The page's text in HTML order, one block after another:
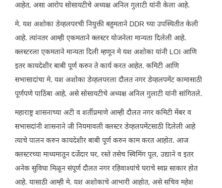
आहेत, असा आरोप सोसायटीचे अध्यक्ष अनिल गुलाटी यांनी केला आहे.
मे. यश अशोका डेव्हलपरची नियुक्ती बहुमताने DDR च्या उपस्थितीत केली
आहे. त्यांनतर आम्ही एकमताने क्लस्टर योजनेला मान्यता दिलेली आहे.
क्लस्टरला एकमताने मान्यता दिली म्हणून मे यश अशोका यांनी LOI आणि
इतर कायदेशीर बाबी पूर्ण करुन ते कार्य करत आहेत. कमिटी आणि
सभासादांचा मे. यश अशोका डेव्हलपरला दौलत नगर डेव्हलपमेंट कामासाठी
पूर्णपणे पाठिंबा आहे, असे सोसायटीचे अध्यक्ष अनिल गुलाटी यांनी सांगितले.
महाराष्ट्र शासनाच्या अटी व शर्तीप्रमाणे आम्ही दौलत नगर कमिटी मेंबर व
सभासदांनी शासनाने जी नियमावली क्लस्टर डेव्हलपमेंटसाठी दिलेली आहे
त्याचे पालन करुन कायदेशीर बाबी पूर्ण करुन काम करत आहोत. आज
क्लस्टरच्या माध्यमातून दर्जेदार घर, रस्ते तसेच स्विमिंग पूल, उद्याने व इतर
अनेक सुविघा मिळून संपूर्ण दौलत नगर रहिवाश्यांचे घराचे स्वप्न साकार होत
आहे. यासाठी आम्ही मे. यश अशोकाचे आभारी आहोत, असे सचिव महेश